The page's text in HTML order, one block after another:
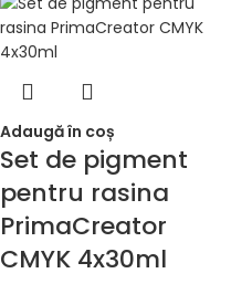
Adaugă în coș
Set de pigment
pentru rasina
PrimaCreator
CMYK 4x30ml